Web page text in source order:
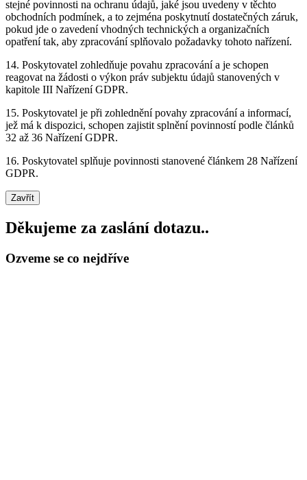
stejné povinnosti na ochranu údajů, jaké jsou uvedeny v těchto
obchodních podmínek, a to zejména poskytnutí dostatečných záruk,
pokud jde o zavedení vhodných technických a organizačních
opatření tak, aby zpracování splňovalo požadavky tohoto nařízení.
14. Poskytovatel zohledňuje povahu zpracování a je schopen
reagovat na žádosti o výkon práv subjektu údajů stanovených v
kapitole III Nařízení GDPR.
15. Poskytovatel je při zohlednění povahy zpracování a informací,
jež má k dispozici, schopen zajistit splnění povinností podle článků
32 až 36 Nařízení GDPR.
16. Poskytovatel splňuje povinnosti stanovené článkem 28 Nařízení
GDPR.
Zavřít
Děkujeme za zaslání dotazu..
Ozveme se co nejdříve